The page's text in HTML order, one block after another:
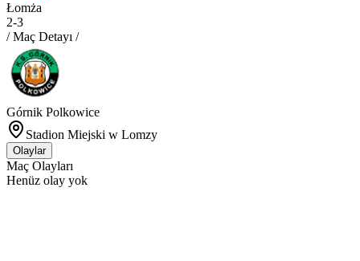
Łomża
2-3
/ Maç Detayı /
Górnik Polkowice
Stadion Miejski w Lomzy
Olaylar
Maç Olayları
Henüz olay yok